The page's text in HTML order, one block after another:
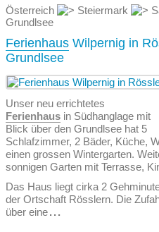
Österreich Steiermark
Grundlsee
Ferienhaus Wilpernig in
Grundlsee
Unser neu errichtetes
Ferienhaus in Südhanglage mit
Blick über den Grundlsee hat 5
Schlafzimmer, 2 Bäder, Küche,
einen grossen Wintergarten.
sonnigen Garten mit Terrasse,
Das Haus liegt cirka 2
der Ortschaft Rösslern. Die
über eine...